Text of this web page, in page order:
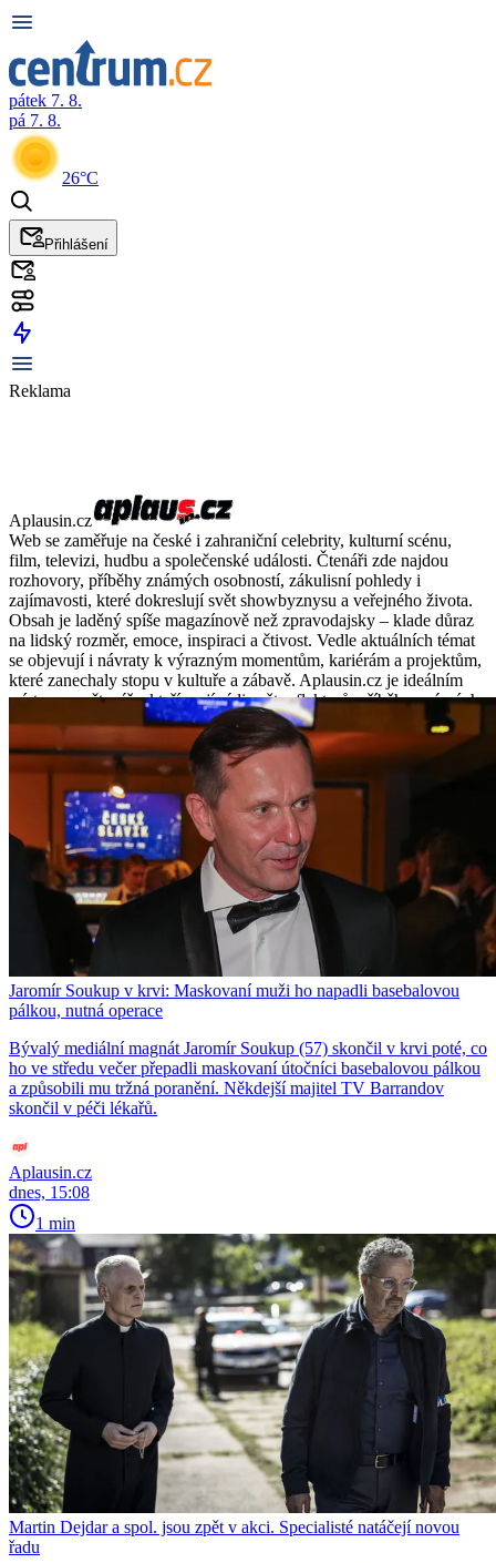
pátek 7. 8.
pá 7. 8.
26°C
Přihlášení
Reklama
Aplausin.cz
Web se zaměřuje na české i zahraniční celebrity, kulturní scénu,
film, televizi, hudbu a společenské události. Čtenáři zde najdou
rozhovory, příběhy známých osobností, zákulisní pohledy i
zajímavosti, které dokreslují svět showbyznysu a veřejného života.
Obsah je laděný spíše magazínově než zpravodajsky – klade důraz
na lidský rozměr, emoce, inspiraci a čtivost. Vedle aktuálních témat
se objevují i návraty k výrazným momentům, kariérám a projektům,
které zanechaly stopu v kultuře a zábavě. Aplausin.cz je ideálním
místem pro čtenáře, kteří mají rádi svět reflektorů, příběhy známých
tváří a kulturní dění podané s nadhledem a lehkostí.
Jaromír Soukup v krvi: Maskovaní muži ho napadli basebalovou
pálkou, nutná operace
Bývalý mediální magnát Jaromír Soukup (57) skončil v krvi poté, co
ho ve středu večer přepadli maskovaní útočníci basebalovou pálkou
a způsobili mu tržná poranění. Někdejší majitel TV Barrandov
skončil v péči lékařů.
Aplausin.cz
dnes, 15:08
1 min
Martin Dejdar a spol. jsou zpět v akci. Specialisté natáčejí novou
řadu